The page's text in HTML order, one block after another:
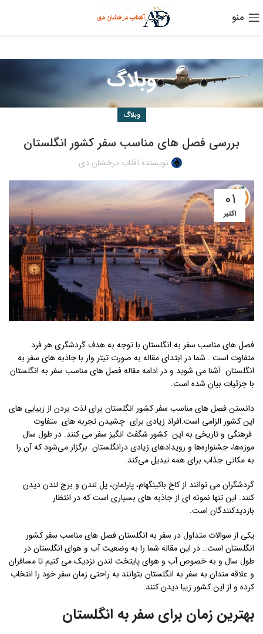
منو
وبلاگ
وبلاگ
بررسی فصل های مناسب سفر کشور انگلستان
نویسنده آفتاب درخشان دی
01
اکتبر
فصل های مناسب سفر به انگلستان با توجه به هدف گردشگری هر فرد
متفاوت است . شما در ابتدای مقاله به صورت تیتر وار با جاذبه های سفر به
انگلستان آشنا می شوید و در ادامه مقاله فصل های مناسب سفر به انگلستان
با جزئیات بیان شده است.
دانستن فصل های مناسب سفر کشور انگلستان برای لذت بردن از زیبایی های
این کشور الزامی است.افراد زیادی برای چشیدن تجربه های متفاوت
فرهنگی و تاریخی به این کشور شگفت انگیز سفر می کنند. در طول سال
موزه‌ها، جشنواره‌ها و رویدادهای زیادی درانگلستان برگزار می‌شود که آن را
به مکانی جذاب برای همه تبدیل می‌کند.
گردشگران می توانند از کاخ باکینگهام، پارلمان، پل لندن و برج لندن دیدن
کنند. این تنها نمونه ای از جاذبه های بسیاری است که در انتظار
بازدیدکنندگان است.
یکی از سوالات متداول در سفر به انگلستان فصل های مناسب سفر کشور
انگلستان است.. در این مقاله شما را به وضعیت آب و هوای انگلستان در
طول سال و به خصوص آب و هوای پایتخت لندن نزدیک می کنیم تا مسافران
و علاقه مندان به سفر به انگلستان بتوانند به راحتی زمان سفر خود را انتخاب
کرده و از این کشور زیبا دیدن کنند.
بهترین زمان برای سفر به انگلستان